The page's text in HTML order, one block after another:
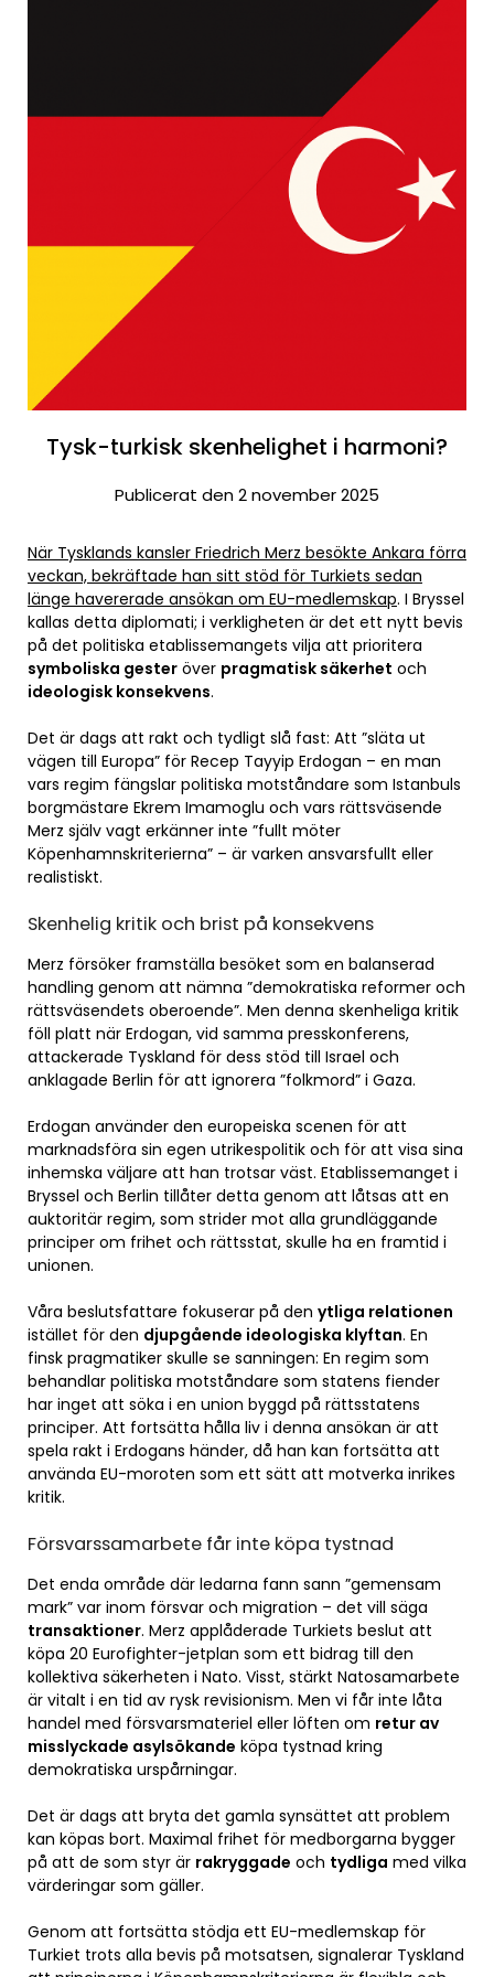
Tysk-turkisk skenhelighet i harmoni?
Publicerat den 2 november 2025
När Tysklands kansler Friedrich Merz besökte Ankara förra
veckan, bekräftade han sitt stöd för Turkiets sedan
länge havererade ansökan om EU-medlemskap. I Bryssel
kallas detta diplomati; i verkligheten är det ett nytt bevis
på det politiska etablissemangets vilja att prioritera
symboliska gester över pragmatisk säkerhet och
ideologisk konsekvens.
Det är dags att rakt och tydligt slå fast: Att ”släta ut
vägen till Europa” för Recep Tayyip Erdogan – en man
vars regim fängslar politiska motståndare som Istanbuls
borgmästare Ekrem Imamoglu och vars rättsväsende
Merz själv vagt erkänner inte ”fullt möter
Köpenhamnskriterierna” – är varken ansvarsfullt eller
realistiskt.
Skenhelig kritik och brist på konsekvens
Merz försöker framställa besöket som en balanserad
handling genom att nämna ”demokratiska reformer och
rättsväsendets oberoende”. Men denna skenheliga kritik
föll platt när Erdogan, vid samma presskonferens,
attackerade Tyskland för dess stöd till Israel och
anklagade Berlin för att ignorera ”folkmord” i Gaza.
Erdogan använder den europeiska scenen för att
marknadsföra sin egen utrikespolitik och för att visa sina
inhemska väljare att han trotsar väst. Etablissemanget i
Bryssel och Berlin tillåter detta genom att låtsas att en
auktoritär regim, som strider mot alla grundläggande
principer om frihet och rättsstat, skulle ha en framtid i
unionen.
Våra beslutsfattare fokuserar på den ytliga relationen
istället för den djupgående ideologiska klyftan. En
finsk pragmatiker skulle se sanningen: En regim som
behandlar politiska motståndare som statens fiender
har inget att söka i en union byggd på rättsstatens
principer. Att fortsätta hålla liv i denna ansökan är att
spela rakt i Erdogans händer, då han kan fortsätta att
använda EU-moroten som ett sätt att motverka inrikes
kritik.
Försvarssamarbete får inte köpa tystnad
Det enda område där ledarna fann sann ”gemensam
mark” var inom försvar och migration – det vill säga
transaktioner. Merz applåderade Turkiets beslut att
köpa 20 Eurofighter-jetplan som ett bidrag till den
kollektiva säkerheten i Nato. Visst, stärkt Natosamarbete
är vitalt i en tid av rysk revisionism. Men vi får inte låta
handel med försvarsmateriel eller löften om retur av
misslyckade asylsökande köpa tystnad kring
demokratiska urspårningar.
Det är dags att bryta det gamla synsättet att problem
kan köpas bort. Maximal frihet för medborgarna bygger
på att de som styr är rakryggade och tydliga med vilka
värderingar som gäller.
Genom att fortsätta stödja ett EU-medlemskap för
Turkiet trots alla bevis på motsatsen, signalerar Tyskland